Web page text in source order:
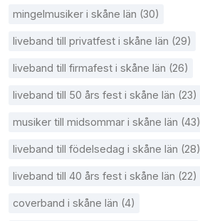
mingelmusiker i skåne län (30)
liveband till privatfest i skåne län (29)
liveband till firmafest i skåne län (26)
liveband till 50 års fest i skåne län (23)
musiker till midsommar i skåne län (43)
liveband till födelsedag i skåne län (28)
liveband till 40 års fest i skåne län (22)
coverband i skåne län (4)